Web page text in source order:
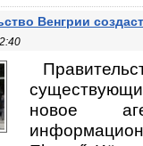
Венгрии
новое